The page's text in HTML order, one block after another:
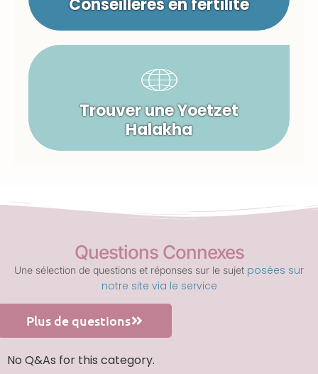
Conseillères en fertilité
Trouver une Yoetzet
Halakha
Questions Connexes
Une sélection de questions et réponses sur le sujet posées sur
notre site via le service
Plus de questions
No Q&As for this category.